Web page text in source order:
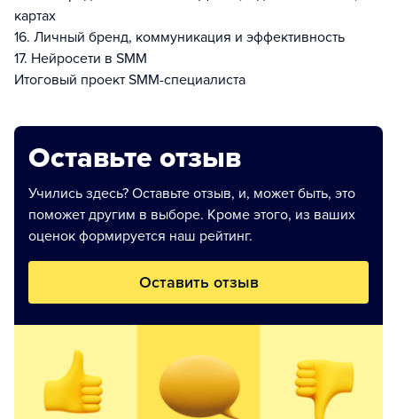
картах
16. Личный бренд, коммуникация и эффективность
17. Нейросети в SMM
Итоговый проект SMM-специалиста
Оставьте отзыв
Учились здесь? Оставьте отзыв, и, может быть, это
поможет другим в выборе. Кроме этого, из ваших
оценок формируется наш рейтинг.
Оставить отзыв